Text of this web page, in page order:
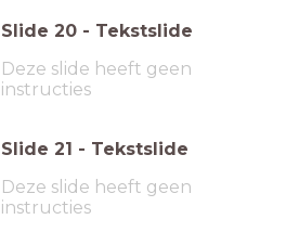
Slide 20 - Tekstslide
Deze slide heeft geen
instructies
Slide 21 - Tekstslide
Deze slide heeft geen
instructies